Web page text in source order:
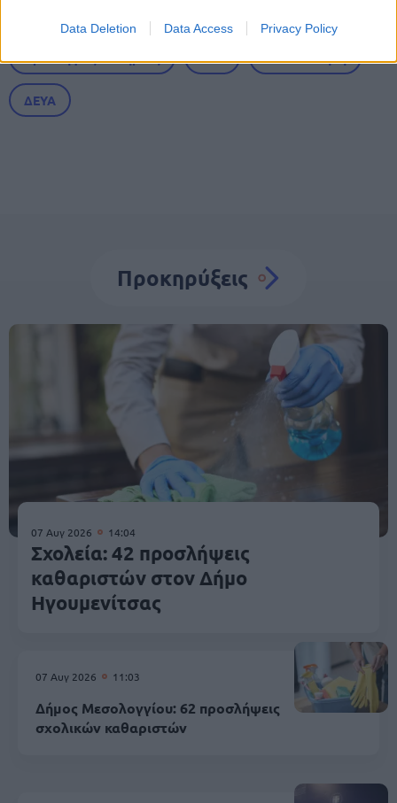
Data Deletion Data Access Privacy Policy
Προσλήψεις σε Δήμους ΟΤΑ Αυτοδιοίκηση
ΔΕΥΑ
Προκηρύξεις
07 Αυγ 2026 14:04
Σχολεία: 42 προσλήψεις
καθαριστών στον Δήμο
Ηγουμενίτσας
07 Αυγ 2026 11:03
Δήμος Μεσολογγίου: 62 προσλήψεις
σχολικών καθαριστών